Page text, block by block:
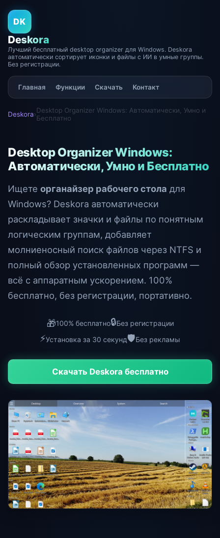
DK
Deskora
Лучший бесплатный desktop organizer для Windows. Deskora
автоматически сортирует иконки и файлы с ИИ в умные группы.
Без регистрации.
Главная Функции Скачать Контакт
Deskora›Desktop Organizer Windows: Автоматически, Умно и
Бесплатно
Desktop Organizer Windows:
Автоматически, Умно и Бесплатно
Ищете органайзер рабочего стола для
Windows? Deskora автоматически
раскладывает значки и файлы по понятным
логическим группам, добавляет
молниеносный поиск файлов через NTFS и
полный обзор установленных программ —
всё с аппаратным ускорением. 100%
бесплатно, без регистрации, портативно.
🎁100% бесплатно🔒Без регистрации
⚡Установка за 30 секунд🛡️Без рекламы
Скачать Deskora бесплатно